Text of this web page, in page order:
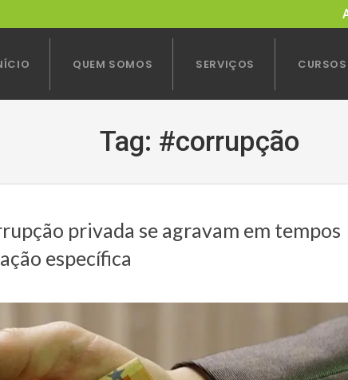
QUEM SOMOS SERVIÇOS
Tag: #corrupção
privada se agravam em tempos
específica